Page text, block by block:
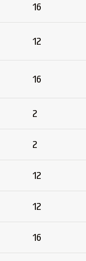
16
12
16
2
2
12
12
16